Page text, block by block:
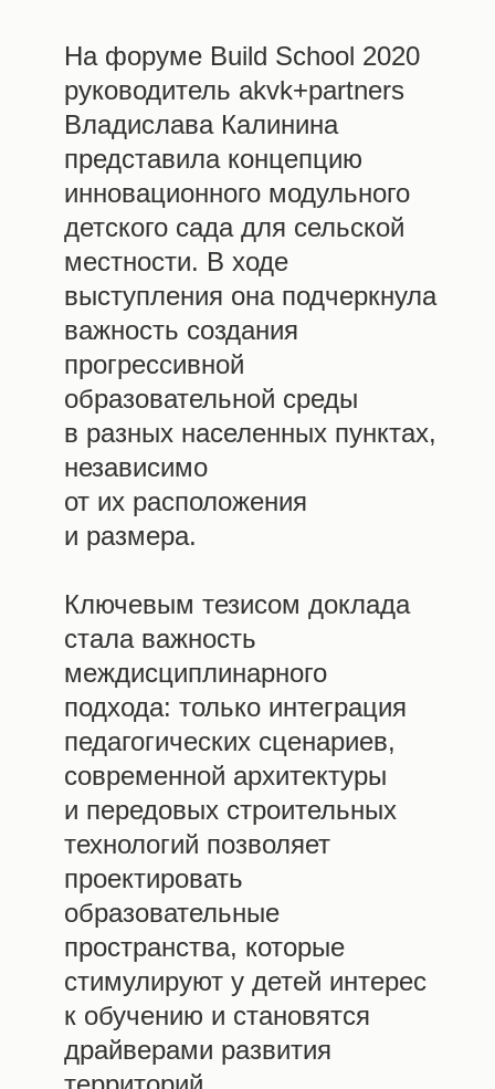
На форуме Build School 2020
руководитель akvk+partners
Владислава Калинина
представила концепцию
инновационного модульного
детского сада для сельской
местности. В ходе
выступления она подчеркнула
важность создания
прогрессивной
образовательной среды
в разных населенных пунктах,
независимо
от их расположения
и размера.
Ключевым тезисом доклада
стала важность
междисциплинарного
подхода: только интеграция
педагогических сценариев,
современной архитектуры
и передовых строительных
технологий позволяет
проектировать
образовательные
пространства, которые
стимулируют у детей интерес
к обучению и становятся
драйверами развития